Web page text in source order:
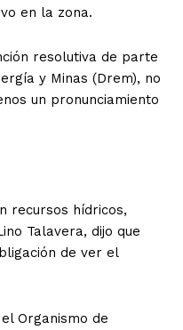
en la zona.
resolutiva de parte
y Minas (Drem), no
un pronunciamiento
recursos hídricos,
Talavera, dijo que
de ver el
Organismo de